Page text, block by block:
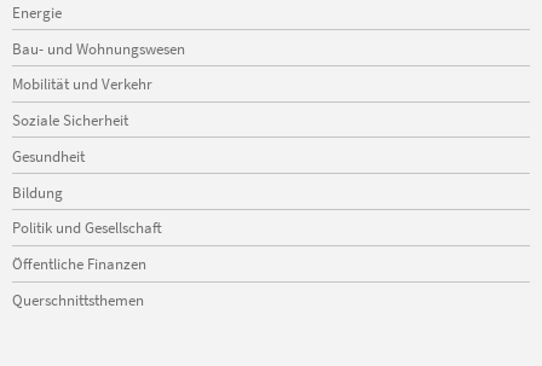
Energie
Bau- und Wohnungswesen
Mobilität und Verkehr
Soziale Sicherheit
Gesundheit
Bildung
Politik und Gesellschaft
Öffentliche Finanzen
Querschnittsthemen